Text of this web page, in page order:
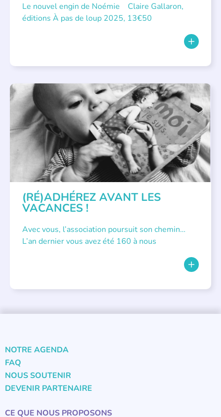
Le nouvel engin de Noémie Claire Gallaron,
éditions À pas de loup 2025, 13€50
APPEL À SOUTIEN
(RÉ)ADHÉREZ AVANT LES
VACANCES !
Avec vous, l’association poursuit son chemin…
L’an dernier vous avez été 160 à nous
NOTRE AGENDA
FAQ
NOUS SOUTENIR
DEVENIR PARTENAIRE
CE QUE NOUS PROPOSONS